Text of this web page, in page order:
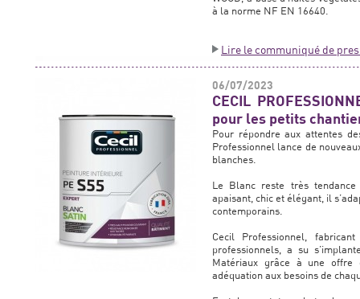
à la norme NF EN 16640.
Lire le communiqué de
06/07/2023
CECIL
pour les petits
Pour répondre aux attentes
Professionnel lance de
blanches.
Le Blanc reste très
apaisant, chic et élégant, il
contemporains.
Cecil Professionnel,
professionnels, a su
Matériaux grâce à une offre
adéquation aux besoins de